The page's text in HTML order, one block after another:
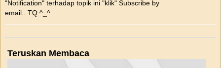
"Notification" terhadap topik ini "klik" Subscribe by
email.. TQ ^_^
Teruskan Membaca